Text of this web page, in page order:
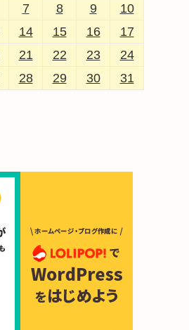
7 8 9
10
14 15 16
17
21 22 23
24
28 29 30 31